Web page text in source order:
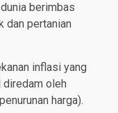
berimbas
dan pertanian
inflasi yang
diredam oleh
harga).